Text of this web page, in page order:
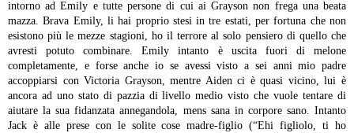
intorno ad Emily e tutte persone di cui ai Grayson non frega una beata
mazza. Brava Emily, li hai proprio stesi in tre estati, per fortuna che non
esistono più le mezze stagioni, ho il terrore al solo pensiero di quello che
avresti potuto combinare.
Emily intanto è uscita fuori di melone
completamente, e forse anche io se avessi visto a sei anni mio padre
accoppiarsi con Victoria Grayson, mentre Aiden ci è quasi vicino, lui è
ancora ad uno stato di pazzia di livello medio visto che vuole tentare di
aiutare la sua fidanzata annegandola, mens sana in corpore sano.
Intanto
Jack è alle prese con le solite cose madre-figlio (“Ehi figliolo, ti ho